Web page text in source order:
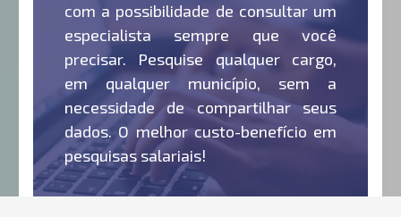
com a possibilidade de consultar um
especialista sempre que você
precisar. Pesquise qualquer cargo,
em qualquer município, sem a
necessidade de compartilhar seus
dados. O melhor custo-benefício em
pesquisas salariais!